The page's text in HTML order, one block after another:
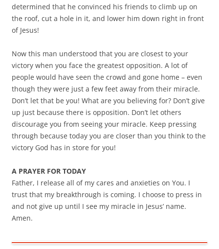
determined that he convinced his friends to climb up on
the roof, cut a hole in it, and lower him down right in front
of Jesus!
Now this man understood that you are closest to your
victory when you face the greatest opposition. A lot of
people would have seen the crowd and gone home – even
though they were just a few feet away from their miracle.
Don’t let that be you! What are you believing for? Don’t give
up just because there is opposition. Don’t let others
discourage you from seeing your miracle. Keep pressing
through because today you are closer than you think to the
victory God has in store for you!
A PRAYER FOR TODAY
Father, I release all of my cares and anxieties on You. I
trust that my breakthrough is coming. I choose to press in
and not give up until I see my miracle in Jesus’ name.
Amen.